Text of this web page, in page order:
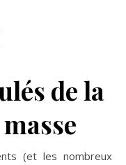
de la
(et les nombreux